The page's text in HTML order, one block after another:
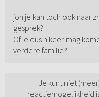
joh je kan toch ook naar
gesprek?
Of je dus n keer mag
verdere familie?
Je kunt niet
reactiemogelijkheid